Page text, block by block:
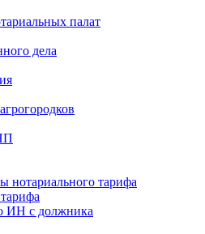
палат
дела
нотариального тарифа
ИН с должника